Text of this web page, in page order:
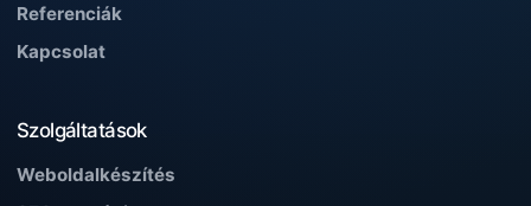
Referenciák
Kapcsolat
Szolgáltatások
Weboldalkészítés